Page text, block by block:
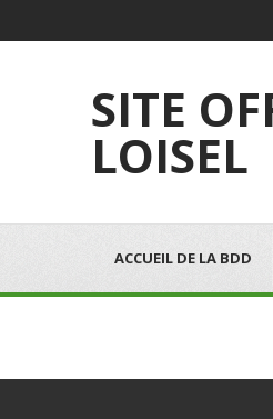
SITE
LOISEL
ACCUEIL DE LA BDD